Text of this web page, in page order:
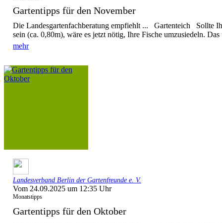
Gartentipps für den November
Die Landesgartenfachberatung empfiehlt ... Gartenteich Sollte
sein (ca. 0,80m), wäre es jetzt nötig, Ihre Fische umzusiedeln.
mehr
Landesverband Berlin der Gartenfreunde e. V.
Vom 24.09.2025 um 12:35 Uhr
Monatstipps
Gartentipps für den Oktober